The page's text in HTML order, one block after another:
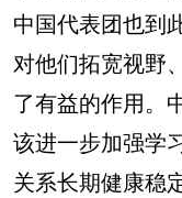
中国代表团也到
对他们拓宽视野
了有益的作用。
该进一步加强学
关系长期健康稳